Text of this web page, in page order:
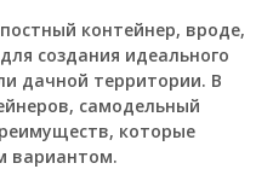
контейнер, вроде,
создания идеального
дачной территории. В
самодельный
которые
вариантом.